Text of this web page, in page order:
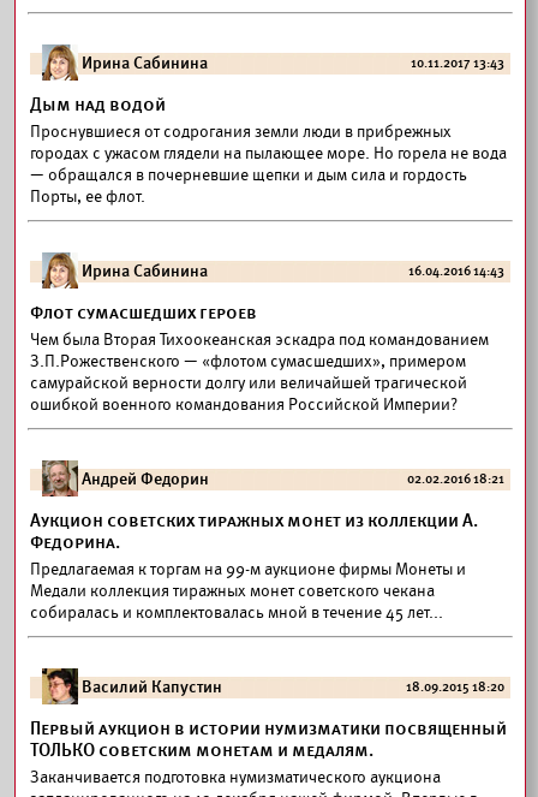
Ирина Сабинина 10.11.2017 13:43
Дым над водой
Проснувшиеся от содрогания земли люди в прибрежных
городах с ужасом глядели на пылающее море. Но горела не вода
— обращался в почерневшие щепки и дым сила и гордость
Порты, ее флот.
Ирина Сабинина 16.04.2016 14:43
Флот сумасшедших героев
Чем была Вторая Тихоокеанская эскадра под командованием
З.П.Рожественского — «флотом сумасшедших», примером
самурайской верности долгу или величайшей трагической
ошибкой военного командования Российской Империи?
Андрей Федорин 02.02.2016 18:21
Аукцион советских тиражных монет из коллекции А.
Федорина.
Предлагаемая к торгам на 99-м аукционе фирмы Монеты и
Медали коллекция тиражных монет советского чекана
собиралась и комплектовалась мной в течение 45 лет...
Василий Капустин 18.09.2015 18:20
Первый аукцион в истории нумизматики посвященный
ТОЛЬКО советским монетам и медалям.
Заканчивается подготовка нумизматического аукциона